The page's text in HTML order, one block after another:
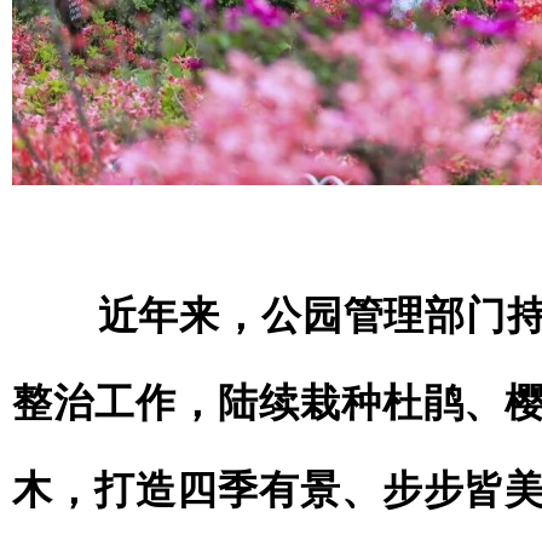
近年来，公园管理部门持
整治工作，陆续栽种杜鹃、
木，打造四季有景、步步皆